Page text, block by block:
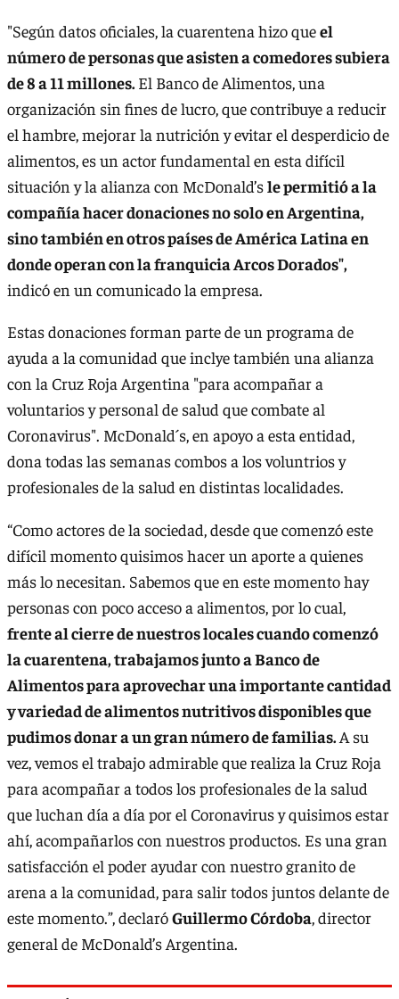
"Según datos oficiales, la cuarentena hizo queel
número de personas que asisten a comedores subiera
de 8 a 11 millones.El Banco de Alimentos, una
organización sin fines de lucro, que contribuye a reducir
el hambre, mejorar la nutrición y evitar el desperdicio de
alimentos, es un actor fundamental en esta difícil
situación y la alianza con McDonald’sle permitió a la
compañía hacer donaciones no solo en Argentina,
sino también en otros países de América Latina en
donde operan con la franquicia Arcos Dorados",
indicó en un comunicado la empresa.
Estas donaciones forman parte de un programa de
ayuda a la comunidad que inclye también una alianza
con la Cruz Roja Argentina "para acompañar a
voluntarios y personal de salud que combate al
Coronavirus". McDonald´s, en apoyo a esta entidad,
dona todas las semanas combos a los voluntrios y
profesionales de la salud en distintas localidades.
“Como actores de la sociedad, desde que comenzó este
difícil momento quisimos hacer un aporte a quienes
más lo necesitan. Sabemos que en este momento hay
personas con poco acceso a alimentos, por lo cual,
frente al cierre de nuestros locales cuando comenzó
la cuarentena, trabajamos junto a Banco de
Alimentos para aprovechar una importante cantidad
y variedad de alimentos nutritivos disponibles que
pudimos donar a un gran número de familias.A su
vez, vemos el trabajo admirable que realiza la Cruz Roja
para acompañar a todos los profesionales de la salud
que luchan día a día por el Coronavirus y quisimos estar
ahí, acompañarlos con nuestros productos. Es una gran
satisfacción el poder ayudar con nuestro granito de
arena a la comunidad, para salir todos juntos delante de
este momento.”, declaróGuillermo Córdoba, director
general de McDonald’s Argentina.